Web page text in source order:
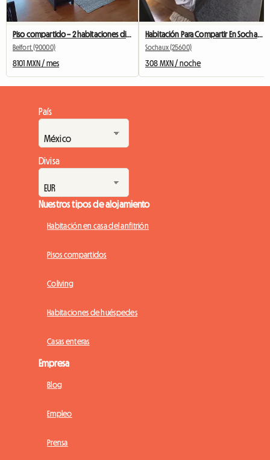
Piso compartido – 2 habitaciones disponibles a partir de octubre
Belfort (90000)
8101 MXN / mes
Habitación Para Compartir En Sochaux
Sochaux (25600)
308 MXN / noche
País
Divisa
Nuestros tipos de alojamiento
Habitación en casa del anfitrión
Pisos compartidos
Coliving
Habitaciones de huéspedes
Casas enteras
Empresa
Blog
Empleo
Prensa